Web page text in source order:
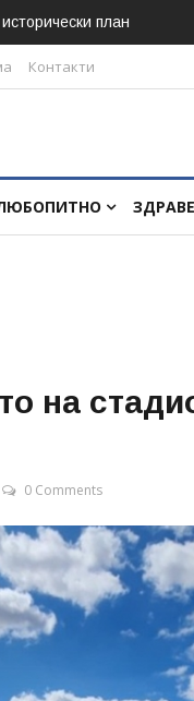
план
Контакти
на
0 Comments